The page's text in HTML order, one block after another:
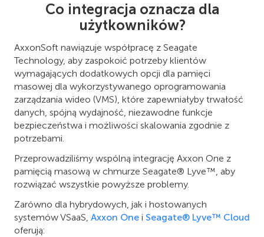
Co integracja oznacza dla
użytkowników?
AxxonSoft nawiązuje współpracę z Seagate
Technology, aby zaspokoić potrzeby klientów
wymagających dodatkowych opcji dla pamięci
masowej dla wykorzystywanego oprogramowania
zarządzania wideo (VMS), które zapewniałyby trwałość
danych, spójną wydajność, niezawodne funkcje
bezpieczeństwa i możliwości skalowania zgodnie z
potrzebami.
Przeprowadziliśmy wspólną integrację Axxon One z
pamięcią masową w chmurze Seagate® Lyve™, aby
rozwiązać wszystkie powyższe problemy.
Zarówno dla hybrydowych, jak i hostowanych
systemów VSaaS, Axxon One i Seagate® Lyve™ Cloud
oferują: